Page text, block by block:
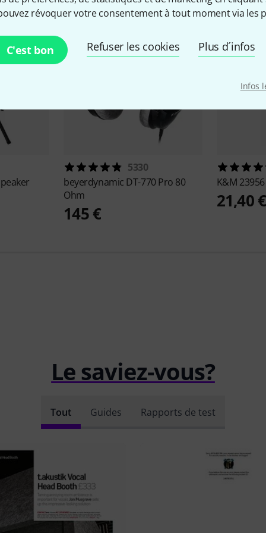
révoquer votre consentement à tout moment via les
C'est bon Refuser les cookies Plus d´infos
Infos
5330
beyerdynamic DT-770 Pro 80
Ohm
145 €
K&M
21,40 €
Le saviez-vous?
Tout Guides Rapports de test